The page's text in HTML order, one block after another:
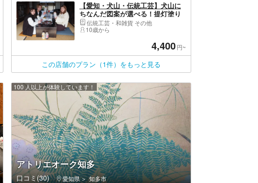
【愛知・犬山・伝統工芸】犬山に
ちなんだ図案が選べる！提灯塗り
絵体験（1個）
伝統工芸・和雑貨 その他
10歳から
4,400円~
この店舗のプラン（1件）をもっと見る
アトリエオーク知多
口コミ(30) 愛知県 知多市
100 人以上が体験しています！